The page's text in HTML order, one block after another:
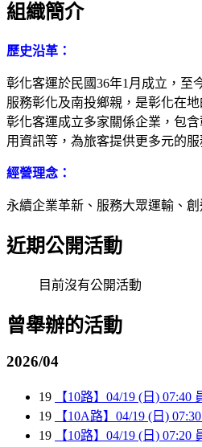
組織簡介
歷史沿革：
彰化客運於民國36年1月成立，至
服務彰化及南投鄉親，是彰化在
彰化客運成立多家關係企業，包
用資訊等，為旅客提供更多元的服
經營理念：
永續企業革新、服務大眾運輸、
近期公開活動
目前沒有公開活動
曾舉辦的活動
2026/04
19
【10路】04/19 (日)
19
【10A路】04/19 (日)
19
【10路】04/19 (日)